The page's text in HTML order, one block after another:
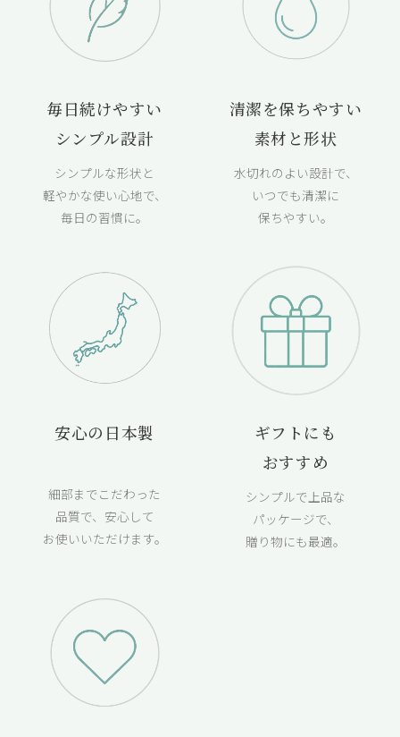
毎日続けやすい
シンプル設計
シンプルな形状と
軽やかな使い心地で、
毎日の習慣に。
清潔を保ちやすい
素材と形状
水切れのよい設計で、
いつでも清潔に
保ちやすい。
安心の日本製
細部までこだわった
品質で、安心して
お使いいただけます。
ギフトにも
おすすめ
シンプルで上品な
パッケージで、
贈り物にも最適。